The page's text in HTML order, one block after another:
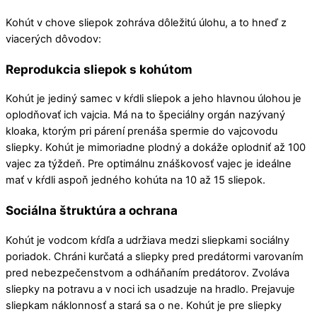
Kohút v chove sliepok zohráva dôležitú úlohu, a to hneď z
viacerých dôvodov:
Reprodukcia sliepok s kohútom
Kohút je jediný samec v kŕdli sliepok a jeho hlavnou úlohou je
oplodňovať ich vajcia. Má na to špeciálny orgán nazývaný
kloaka, ktorým pri párení prenáša spermie do vajcovodu
sliepky. Kohút je mimoriadne plodný a dokáže oplodniť až 100
vajec za týždeň. Pre optimálnu znáškovosť vajec je ideálne
mať v kŕdli aspoň jedného kohúta na 10 až 15 sliepok.
Sociálna štruktúra a ochrana
Kohút je vodcom kŕdľa a udržiava medzi sliepkami sociálny
poriadok. Chráni kurčatá a sliepky pred predátormi varovaním
pred nebezpečenstvom a odháňaním predátorov. Zvoláva
sliepky na potravu a v noci ich usadzuje na hradlo. Prejavuje
sliepkam náklonnosť a stará sa o ne. Kohút je pre sliepky